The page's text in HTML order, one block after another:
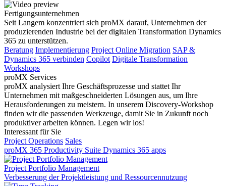
Fertigungsunternehmen
Seit Langem konzentriert sich proMX darauf, Unternehmen der
produzierenden Industrie bei der digitalen Transformation Dynamics
365 zu unterstützen.
Beratung Implementierung Project Online Migration SAP &
Dynamics 365 verbinden Copilot Digitale Transformation
Workshops
proMX Services
proMX analysiert Ihre Geschäftsprozesse und stattet Ihr
Unternehmen mit maßgeschneiderten Lösungen aus, um Ihre
Herausforderungen zu meistern. In unserem Discovery-Workshop
finden wir die passenden Werkzeuge, damit Sie in Zukunft noch
produktiver arbeiten können. Legen wir los!
Interessant für Sie
Project Operations Sales
proMX 365 Productivity Suite Dynamics 365 apps
Project Portfolio Management
Verbesserung der Projektleistung und Ressourcennutzung